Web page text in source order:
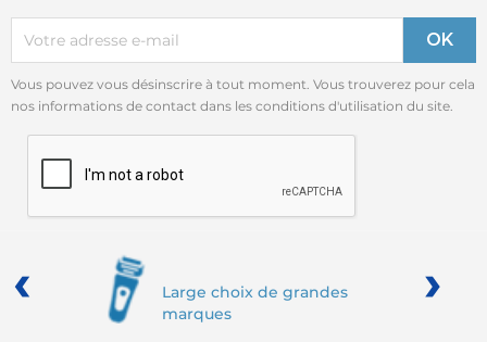
Vous pouvez vous désinscrire à tout moment. Vous trouverez pour cela
nos informations de contact dans les conditions d'utilisation du site.
Large choix de grandes
marques
‹ ›